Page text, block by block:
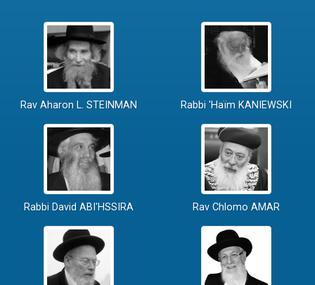
Rav Aharon L. STEINMAN Rabbi 'Haïm KANIEWSKI
Rabbi David ABI'HSSIRA Rav Chlomo AMAR